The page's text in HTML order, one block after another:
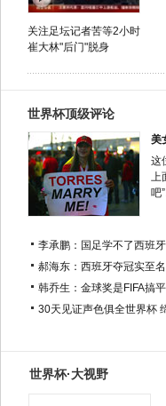
关注足坛记者苦等2小时
崔大林"后门"脱身
世界杯顶级评论
美
这
上
吧
李承鹏：国足学不了西班
郝海东：西班牙夺冠实至
韩乔生：金球奖是FIFA搞
30天见证声色俱全世界杯
世界杯·大视野